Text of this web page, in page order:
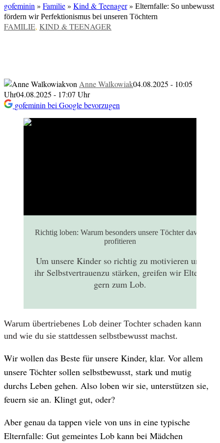
gofeminin » Familie» Kind & Teenager» Elternfalle: So unbewusst
fördern wir Perfektionismus bei unseren Töchtern
VERÖFFENTLICHT
FAMILIE, KIND & TEENAGER
von Anne Walkowiak04.08.2025 - 10:05
Uhr04.08.2025 - 17:07 Uhr
gofeminin bei Google bevorzugen
Richtig loben: Warum besonders unsere Töchter davon
profitieren
Um unsere Kinder so richtig zu motivieren und
ihr Selbstvertrauenzu stärken, greifen wir Eltern
gern zum Lob.
Warum übertriebenes Lob deiner Tochter schaden kann
und wie du sie stattdessen selbstbewusst machst.
Wir wollen das Beste für unsere Kinder, klar. Vor allem
unsere Töchter sollen selbstbewusst, stark und mutig
durchs Leben gehen. Also loben wir sie, unterstützen sie,
feuern sie an. Klingt gut, oder?
Aber genau da tappen viele von uns in eine typische
Elternfalle: Gut gemeintes Lob kann bei Mädchen